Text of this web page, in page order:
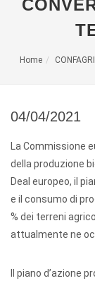
Home
04/04/2021
La Commissione
della produzione
Deal europeo, il
e il consumo di
% dei terreni
attualmente ne
Il piano d’azione